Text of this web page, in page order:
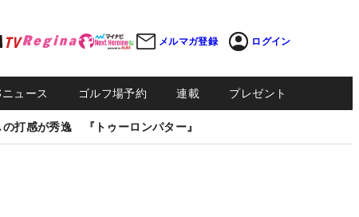
メルマガ登録 ログイン
ニュース ゴルフ場予約 連載 プレゼント
の打感が秀逸 『トゥーロンパター』